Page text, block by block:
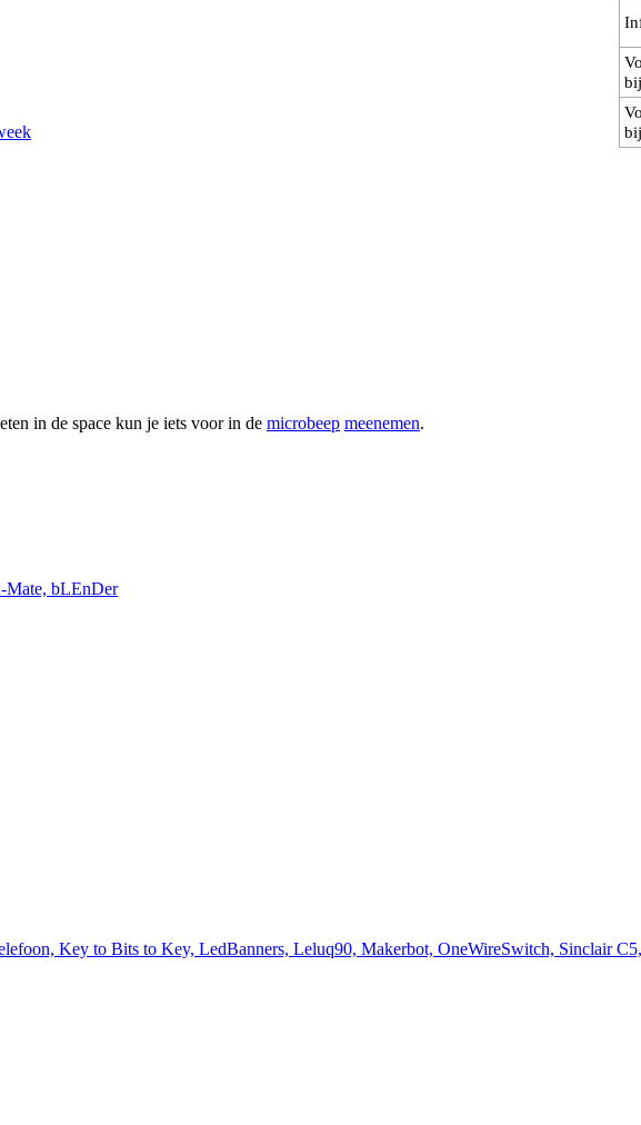
in de space kun je iets voor in de microbeep meenemen.
Mate, bLEnDer
Key to Bits to Key, LedBanners, Leluq90, Makerbot, OneWireSwitch, Sinclair